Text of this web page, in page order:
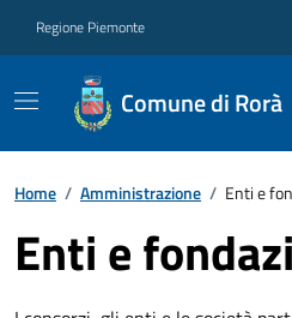
Regione Piemonte
Comune di Rorà
Home / Amministrazione / Enti e
Enti e